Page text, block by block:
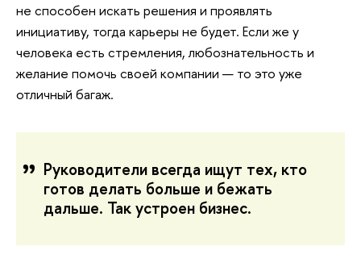
не способен искать решения и проявлять
инициативу, тогда карьеры не будет. Если же у
человека есть стремления, любознательность и
желание помочь своей компании — то это уже
отличный багаж.
Руководители всегда ищут тех, кто
готов делать больше и бежать
дальше. Так устроен бизнес.